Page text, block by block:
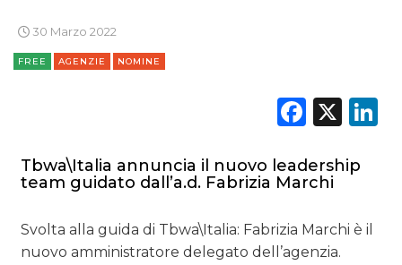
30 Marzo 2022
FREE AGENZIE NOMINE
X
Tbwa\Italia annuncia il nuovo leadership
team guidato dall’a.d. Fabrizia Marchi
Svolta alla guida di Tbwa\Italia: Fabrizia Marchi è il
nuovo amministratore delegato dell’agenzia.